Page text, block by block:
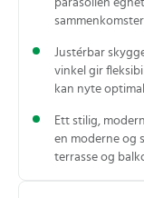
parasollen
Justérbar
vinkel gir
kan nyte
Ett stilig,
en moderne og
terrasse og